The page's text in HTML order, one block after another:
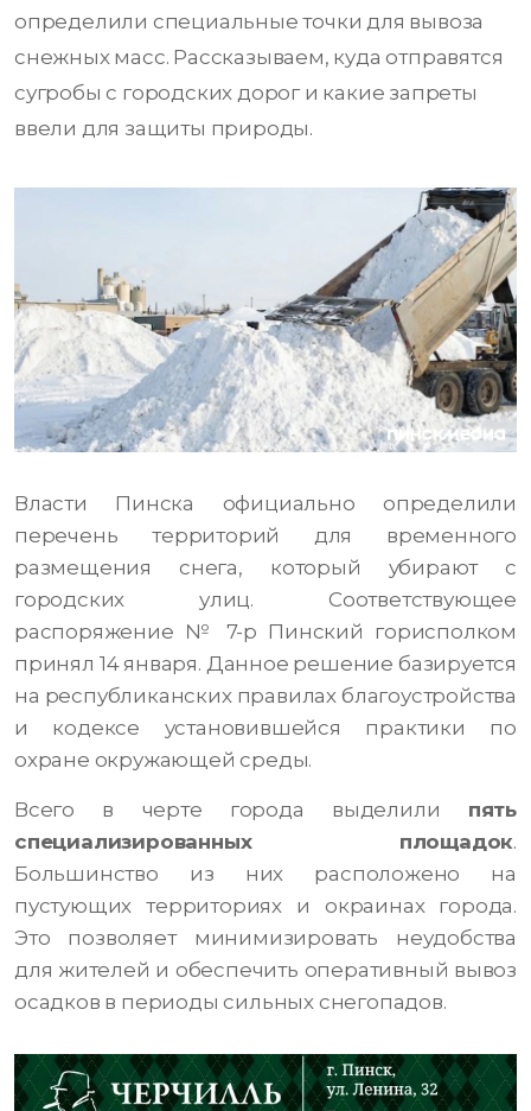
определили специальные точки для вывоза
снежных масс. Рассказываем, куда отправятся
сугробы с городских дорог и какие запреты
ввели для защиты природы.
Власти Пинска официально определили
перечень территорий для временного
размещения снега, который убирают с
городских улиц. Соответствующее
распоряжение № 7-р Пинский горисполком
принял 14 января. Данное решение базируется
на республиканских правилах благоустройства
и кодексе установившейся практики по
охране окружающей среды.
Всего в черте города выделили пять
специализированных площадок.
Большинство из них расположено на
пустующих территориях и окраинах города.
Это позволяет минимизировать неудобства
для жителей и обеспечить оперативный вывоз
осадков в периоды сильных снегопадов.